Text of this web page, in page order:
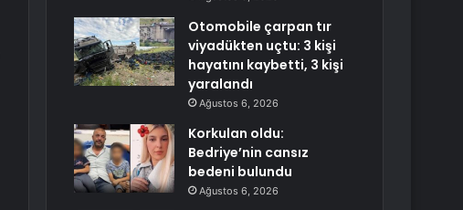
Otomobile çarpan tır
viyadükten uçtu: 3 kişi
hayatını kaybetti, 3 kişi
yaralandı
Ağustos 6, 2026
Korkulan oldu:
Bedriye’nin cansız
bedeni bulundu
Ağustos 6, 2026